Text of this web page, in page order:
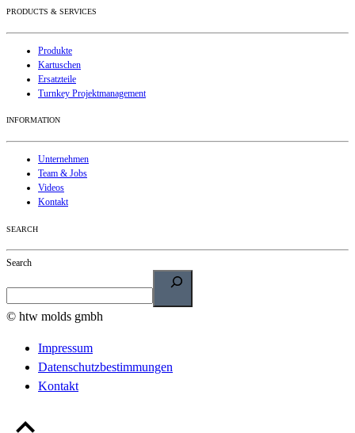
PRODUCTS & SERVICES
Produkte
Kartuschen
Ersatzteile
Turnkey Projektmanagement
INFORMATION
Unternehmen
Team & Jobs
Videos
Kontakt
SEARCH
Search
© htw molds gmbh
Impressum
Datenschutzbestimmungen
Kontakt